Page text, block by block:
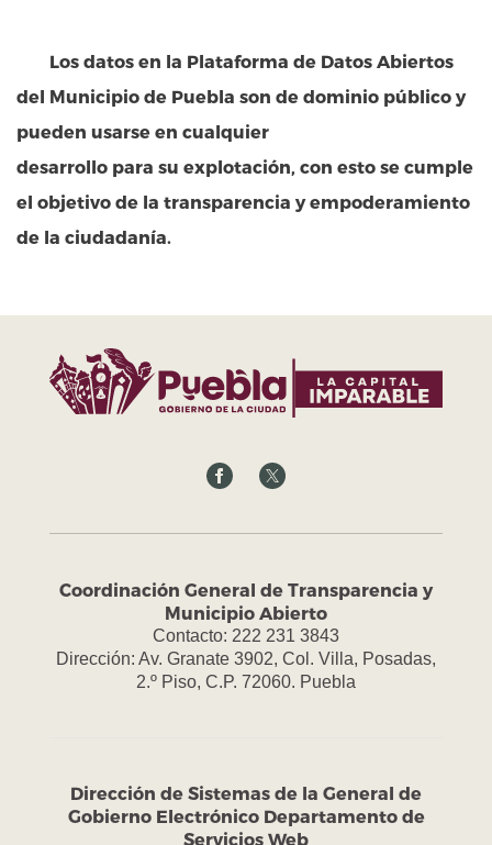
Los datos en la Plataforma de Datos Abiertos
del Municipio de Puebla son de dominio público y
pueden usarse en cualquier
desarrollo para su explotación, con esto se cumple
el objetivo de la transparencia y empoderamiento
de la ciudadanía.
Coordinación General de Transparencia y
Municipio Abierto
Contacto: 222 231 3843
Dirección: Av. Granate 3902, Col. Villa, Posadas,
2.º Piso, C.P. 72060. Puebla
Dirección de Sistemas de la General de
Gobierno Electrónico Departamento de
Servicios Web